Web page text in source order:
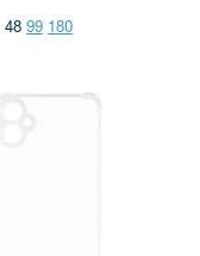
48 99 180